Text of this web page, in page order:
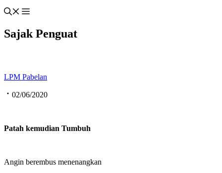
Sajak Penguat
LPM Pabelan
02/06/2020
Patah kemudian Tumbuh
Angin berembus menenangkan